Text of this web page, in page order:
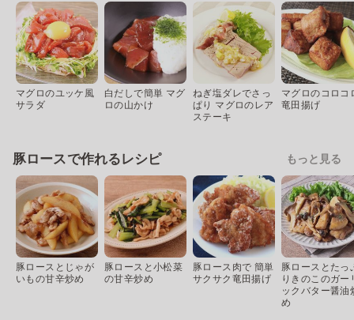
マグロのユッケ風
サラダ
白だしで簡単 マグ
ロの山かけ
ねぎ塩ダレでさっ
ぱり マグロのレア
ステーキ
マグロのコロコ
竜田揚げ
豚ロースで作れるレシピ もっと見る
豚ロースとじゃが
いもの甘辛炒め
豚ロースと小松菜
の甘辛炒め
豚ロース肉で 簡単
サクサク竜田揚げ
豚ロースとたっ
りきのこのガー
ックバター醤油
め